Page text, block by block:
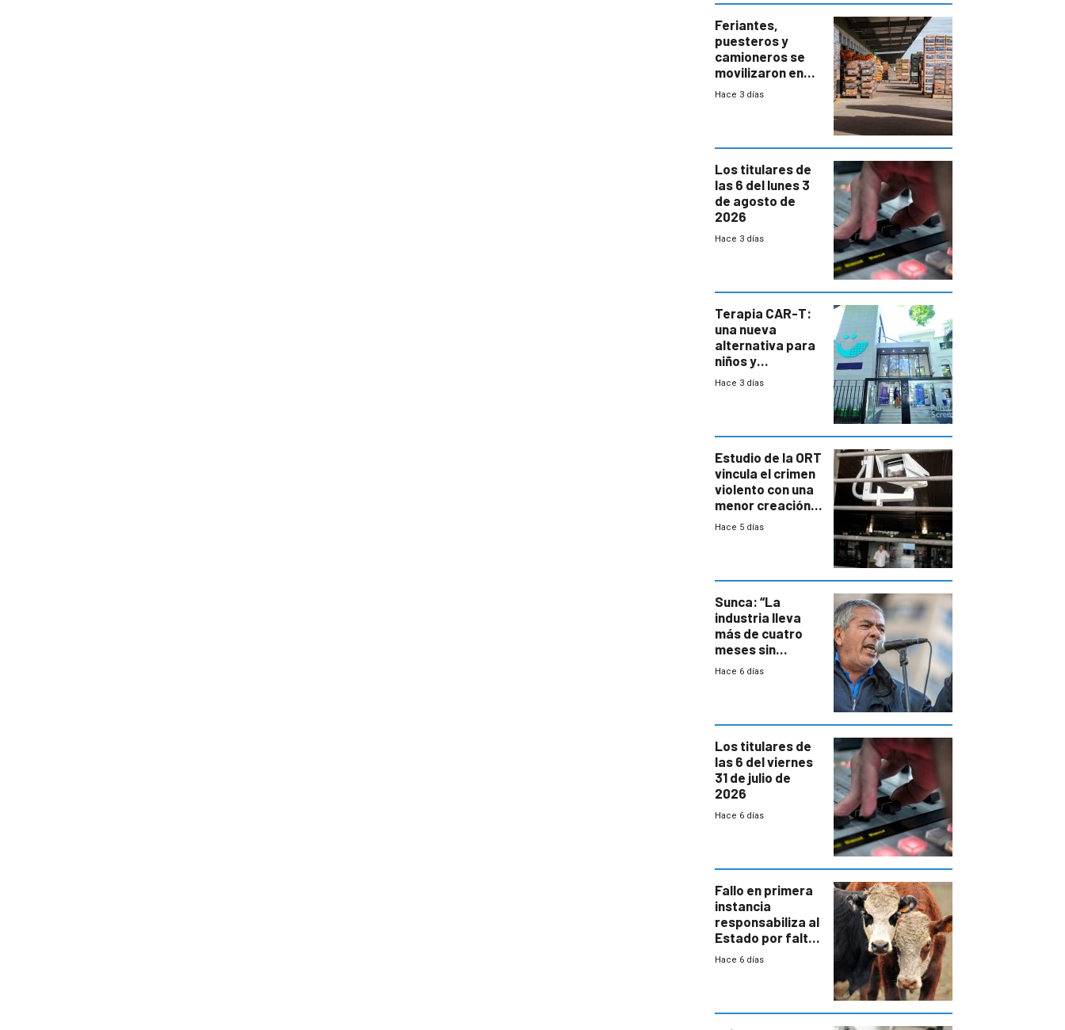
Feriantes,
puesteros y
camioneros se
movilizaron en
rechazo a
Hace 3 días
Los titulares de
las 6 del lunes 3
de agosto de
2026
Hace 3 días
Terapia CAR-T:
una nueva
alternativa para
niños y
adolescentes
Hace 3 días
Estudio de la ORT
vincula el crimen
violento con una
menor creación
de empresas
Hace 5 días
Sunca: “La
industria lleva
más de cuatro
meses sin
convenio
Hace 6 días
Los titulares de
las 6 del viernes
31 de julio de
2026
Hace 6 días
Fallo en primera
instancia
responsabiliza al
Estado por falta
de controles en
Hace 6 días